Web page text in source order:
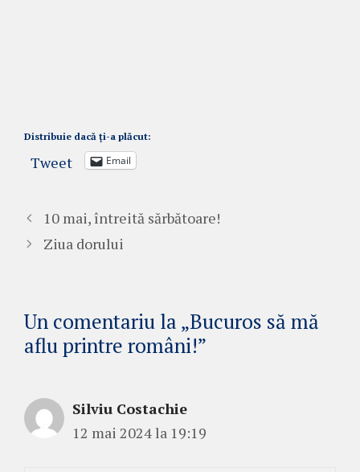
Distribuie dacă ți-a plăcut:
Tweet Email
10 mai, întreită sărbătoare!
Ziua dorului
Un comentariu la „Bucuros să mă
aflu printre români!”
Silviu Costachie
12 mai 2024 la 19:19